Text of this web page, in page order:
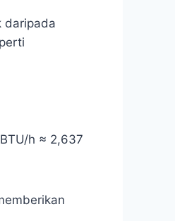
daripada
h ≈ 2,637